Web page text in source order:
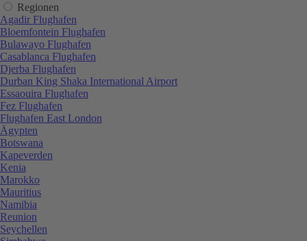
Regionen
Agadir Flughafen
Bloemfontein Flughafen
Bulawayo Flughafen
Casablanca Flughafen
Djerba Flughafen
Durban King Shaka International Airport
Essaouira Flughafen
Fez Flughafen
Flughafen East London
Ägypten
Botswana
Kapeverden
Kenia
Marokko
Mauritius
Namibia
Reunion
Seychellen